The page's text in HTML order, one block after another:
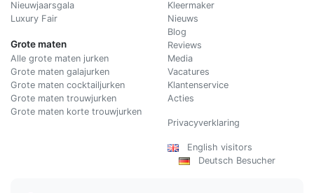
Nieuwjaarsgala
Luxury Fair
Grote maten
Alle grote maten jurken
Grote maten galajurken
Grote maten cocktailjurken
Grote maten trouwjurken
Grote maten korte trouwjurken
Kleermaker
Nieuws
Blog
Reviews
Media
Vacatures
Klantenservice
Acties
Privacyverklaring
English visitors
Deutsch Besucher